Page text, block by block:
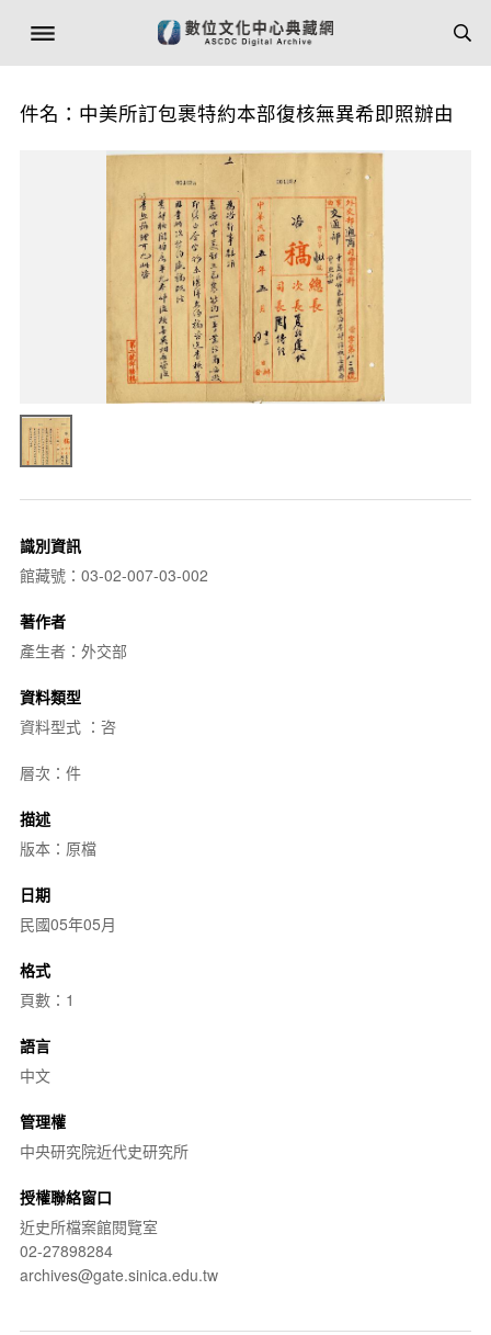
件名：中美所訂包裹特約本部復核無異希即照辦由
識別資訊
館藏號：03-02-007-03-002
著作者
產生者：外交部
資料類型
資料型式 ：咨
層次：件
描述
版本：原檔
日期
民國05年05月
格式
頁數：1
語言
中文
管理權
中央研究院近代史研究所
授權聯絡窗口
近史所檔案館閱覽室
02-27898284
archives@gate.sinica.edu.tw